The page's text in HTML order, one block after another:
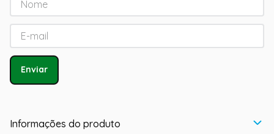
Enviar
Informações do produto